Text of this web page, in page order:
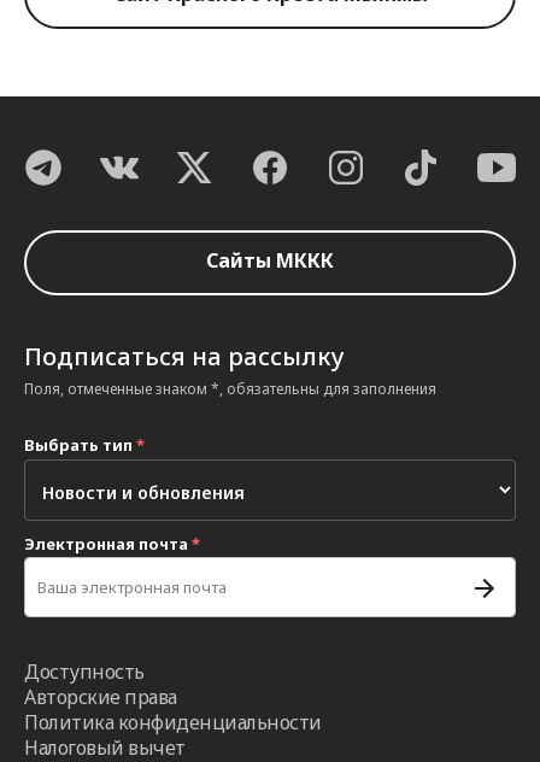
Сайты МККК
Подписаться на рассылку
Поля, отмеченные знаком *, обязательны для заполнения
Выбрать тип *
Электронная почта *
Доступность
Авторские права
Политика конфиденциальности
Налоговый вычет